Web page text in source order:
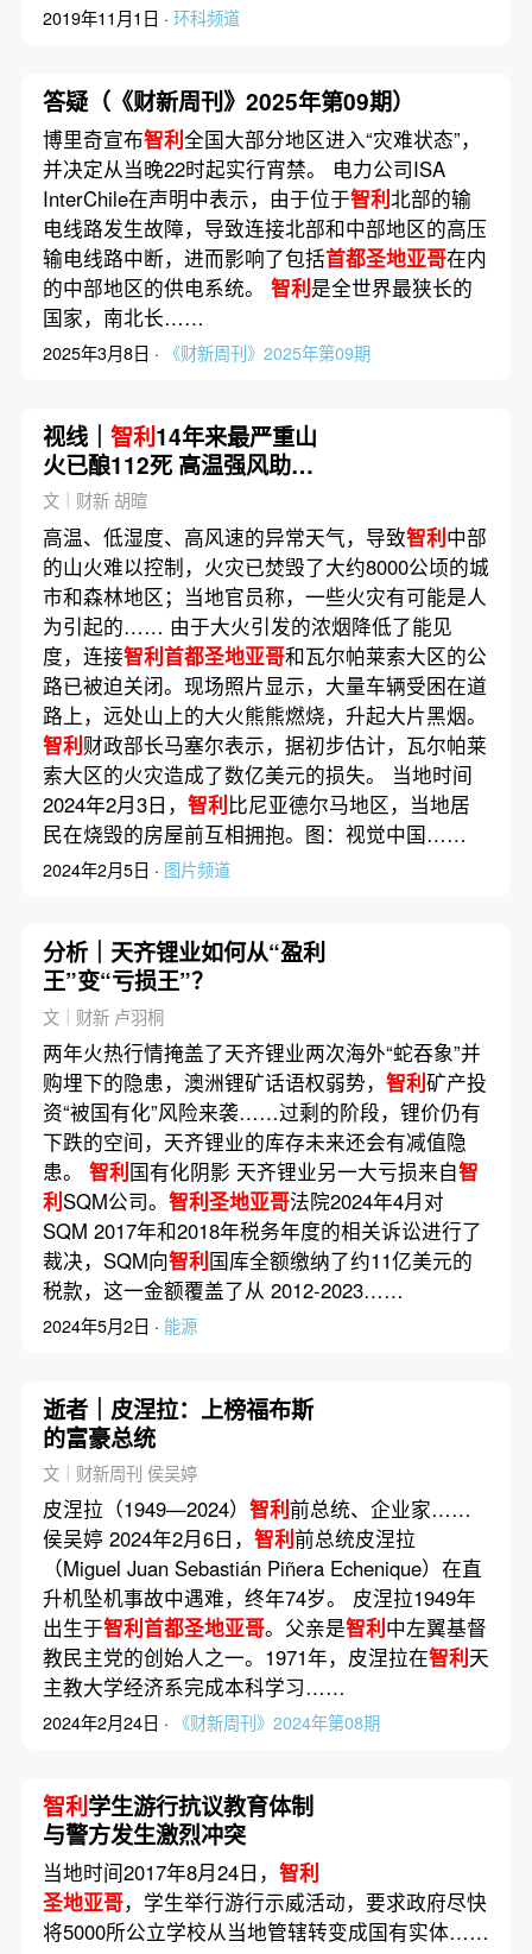
2019年11月1日 · 环科频道
答疑（《财新周刊》2025年第09期）
博里奇宣布智利全国大部分地区进入“灾难状态”，
并决定从当晚22时起实行宵禁。 电力公司ISA
InterChile在声明中表示，由于位于智利北部的输
电线路发生故障，导致连接北部和中部地区的高压
输电线路中断，进而影响了包括首都圣地亚哥在内
的中部地区的供电系统。 智利是全世界最狭长的
国家，南北长……
2025年3月8日 · 《财新周刊》2025年第09期
视线｜ 智利14年来最严重山
火已酿112死 高温强风助长
火势蔓延
文｜财新 胡暄
高温、低湿度、高风速的异常天气，导致智利中部
的山火难以控制，火灾已焚毁了大约8000公顷的城
市和森林地区；当地官员称，一些火灾有可能是人
为引起的…… 由于大火引发的浓烟降低了能见
度，连接智利首都圣地亚哥和瓦尔帕莱索大区的公
路已被迫关闭。现场照片显示，大量车辆受困在道
路上，远处山上的大火熊熊燃烧，升起大片黑烟。
智利财政部长马塞尔表示，据初步估计，瓦尔帕莱
索大区的火灾造成了数亿美元的损失。 当地时间
2024年2月3日， 智利比尼亚德尔马地区，当地居
民在烧毁的房屋前互相拥抱。图：视觉中国……
2024年2月5日 · 图片频道
分析｜天齐锂业如何从“盈利
王”变“亏损王”？
文｜财新 卢羽桐
两年火热行情掩盖了天齐锂业两次海外“蛇吞象”并
购埋下的隐患，澳洲锂矿话语权弱势， 智利矿产投
资“被国有化”风险来袭……过剩的阶段，锂价仍有
下跌的空间，天齐锂业的库存未来还会有减值隐
患。 智利国有化阴影 天齐锂业另一大亏损来自智
利SQM公司。 智利圣地亚哥法院2024年4月对
SQM 2017年和2018年税务年度的相关诉讼进行了
裁决，SQM向智利国库全额缴纳了约11亿美元的
税款，这一金额覆盖了从 2012-2023……
2024年5月2日 · 能源
逝者｜皮涅拉：上榜福布斯
的富豪总统
文｜财新周刊 侯吴婷
皮涅拉（1949—2024） 智利前总统、企业家……
侯吴婷 2024年2月6日， 智利前总统皮涅拉
（Miguel Juan Sebastián Piñera Echenique）在直
升机坠机事故中遇难，终年74岁。 皮涅拉1949年
出生于智利首都圣地亚哥。父亲是智利中左翼基督
教民主党的创始人之一。1971年，皮涅拉在智利天
主教大学经济系完成本科学习……
2024年2月24日 · 《财新周刊》2024年第08期
智利学生游行抗议教育体制
与警方发生激烈冲突
当地时间2017年8月24日， 智利
圣地亚哥，学生举行游行示威活动，要求政府尽快
将5000所公立学校从当地管辖转变成国有实体……